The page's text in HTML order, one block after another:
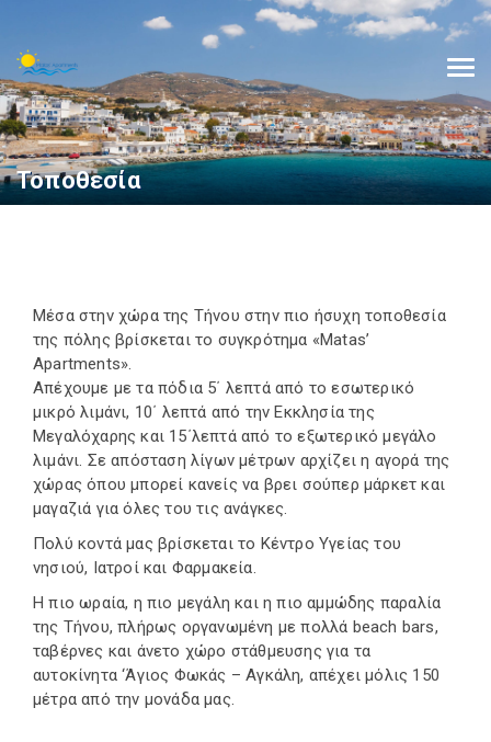
Τοποθεσία
Μέσα στην χώρα της Τήνου στην πιο ήσυχη τοποθεσία
της πόλης βρίσκεται το συγκρότημα «Matas’
Apartments».
Απέχουμε με τα πόδια 5΄ λεπτά από το εσωτερικό
μικρό λιμάνι, 10΄ λεπτά από την Εκκλησία της
Μεγαλόχαρης και 15΄λεπτά από το εξωτερικό μεγάλο
λιμάνι. Σε απόσταση λίγων μέτρων αρχίζει η αγορά της
χώρας όπου μπορεί κανείς να βρει σούπερ μάρκετ και
μαγαζιά για όλες του τις ανάγκες.
Πολύ κοντά μας βρίσκεται το Κέντρο Υγείας του
νησιού, Ιατροί και Φαρμακεία.
Η πιο ωραία, η πιο μεγάλη και η πιο αμμώδης παραλία
της Τήνου, πλήρως οργανωμένη με πολλά beach bars,
ταβέρνες και άνετο χώρο στάθμευσης για τα
αυτοκίνητα ‘Άγιος Φωκάς – Αγκάλη, απέχει μόλις 150
μέτρα από την μονάδα μας.